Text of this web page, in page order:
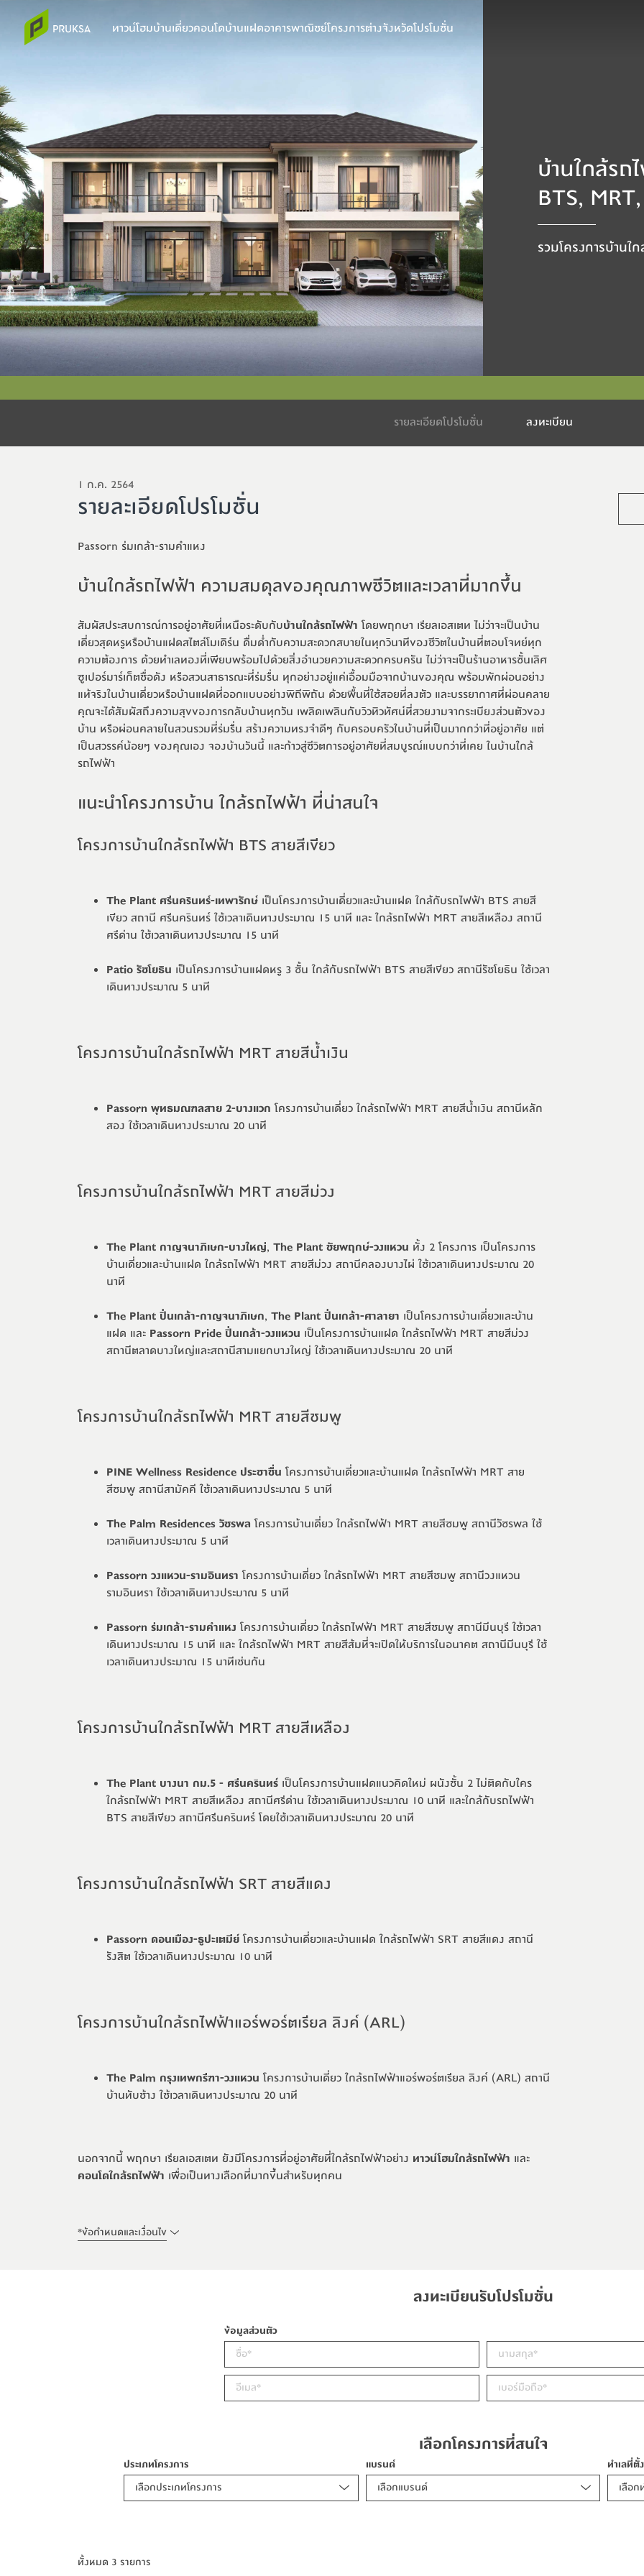
ทาวน์โฮมบ้านเดี่ยวคอนโดบ้านแฝดอาคารพาณิชย์โครงการต่างจังหวัดโปรโมชั่น
บ้านใกล้รถ
BTS,
รวมโครงการบ้าน
รายละเอียดโปรโมชั่น ลงทะเบียน
1 ก.ค. 2564
รายละเอียดโปรโมชั่น
Passorn ร่มเกล้า-รามคำแหง
บ้านใกล้รถไฟฟ้า ความสมดุลของคุณภาพชีวิตและเวลาที่มากขึ้น
สัมผัสประสบการณ์การอยู่อาศัยที่เหนือระดับกับบ้านใกล้รถไฟฟ้า โดยพฤกษา เรียลเอสเตท ไม่ว่าจะเป็นบ้าน
เดี่ยวสุดหรูหรือบ้านแฝดสไตล์โมเดิร์น ดื่มด่ำกับความสะดวกสบายในทุกวินาทีของชีวิตในบ้านที่ตอบโจทย์ทุก
ความต้องการ ด้วยทำเลทองที่เพียบพร้อมไปด้วยสิ่งอำนวยความสะดวกครบครัน ไม่ว่าจะเป็นร้านอาหารชั้นเลิศ
ซูเปอร์มาร์เก็ตชื่อดัง หรือสวนสาธารณะที่ร่มรื่น ทุกอย่างอยู่แค่เอื้อมมือจากบ้านของคุณ พร้อมพักผ่อนอย่าง
แท้จริงในบ้านเดี่ยวหรือบ้านแฝดที่ออกแบบอย่างพิถีพิถัน ด้วยพื้นที่ใช้สอยที่ลงตัว และบรรยากาศที่ผ่อนคลาย
คุณจะได้สัมผัสถึงความสุขของการกลับบ้านทุกวัน เพลิดเพลินกับวิวทิวทัศน์ที่สวยงามจากระเบียงส่วนตัวของ
บ้าน หรือผ่อนคลายในสวนรวมที่ร่มรื่น สร้างความทรงจำดีๆ กับครอบครัวในบ้านที่เป็นมากกว่าที่อยู่อาศัย แต่
เป็นสวรรค์น้อยๆ ของคุณเอง จองบ้านวันนี้ และก้าวสู่ชีวิตการอยู่อาศัยที่สมบูรณ์แบบกว่าที่เคย ในบ้านใกล้
รถไฟฟ้า
แนะนำโครงการบ้าน ใกล้รถไฟฟ้า ที่น่าสนใจ
โครงการบ้านใกล้รถไฟฟ้า BTS สายสีเขียว
The Plant ศรีนครินทร์-เทพารักษ์เป็นโครงการบ้านเดี่ยวและบ้านแฝด ใกล้กับรถไฟฟ้า BTS สายสี
เขียว สถานี ศรีนครินทร์ ใช้เวลาเดินทางประมาณ 15 นาที และ ใกล้รถไฟฟ้า MRT สายสีเหลือง สถานี
ศรีด่าน ใช้เวลาเดินทางประมาณ 15 นาที
Patio รัชโยธิน เป็นโครงการบ้านแฝดหรู 3 ชั้น ใกล้กับรถไฟฟ้า BTS สายสีเขียว สถานีรัชโยธิน ใช้เวลา
เดินทางประมาณ 5 นาที
โครงการบ้านใกล้รถไฟฟ้า MRT สายสีน้ำเงิน
Passorn พุทธมณฑลสาย 2-บางแวก โครงการบ้านเดี่ยว ใกล้รถไฟฟ้า MRT สายสีน้ำเงิน สถานีหลัก
สอง ใช้เวลาเดินทางประมาณ 20 นาที
โครงการบ้านใกล้รถไฟฟ้า MRT สายสีม่วง
The Plant กาญจนาภิเษก-บางใหญ่, The Plant ชัยพฤกษ์-วงแหวน ทั้ง 2 โครงการ เป็นโครงการ
บ้านเดี่ยวและบ้านแฝด ใกล้รถไฟฟ้า MRT สายสีม่วง สถานีคลองบางไผ่ ใช้เวลาเดินทางประมาณ 20
นาที
The Plant ปิ่นเกล้า-กาญจนาภิเษก, The Plant ปิ่นเกล้า-ศาลายา เป็นโครงการบ้านเดี่ยวและบ้าน
แฝด และ Passorn Pride ปิ่นเกล้า-วงแหวน เป็นโครงการบ้านแฝด ใกล้รถไฟฟ้า MRT สายสีม่วง
สถานีตลาดบางใหญ่และสถานีสามแยกบางใหญ่ ใช้เวลาเดินทางประมาณ 20 นาที
โครงการบ้านใกล้รถไฟฟ้า MRT สายสีชมพู
PINE Wellness Residence ประชาชื่น โครงการบ้านเดี่ยวและบ้านแฝด ใกล้รถไฟฟ้า MRT สาย
สีชมพูสถานีสามัคคี ใช้เวลาเดินทางประมาณ 5 นาที
The Palm Residences วัชรพล โครงการบ้านเดี่ยว ใกล้รถไฟฟ้า MRT สายสีชมพู สถานีวัชรพล ใช้
เวลาเดินทางประมาณ 5 นาที
Passorn วงแหวน-รามอินทรา โครงการบ้านเดี่ยว ใกล้รถไฟฟ้า MRT สายสีชมพู สถานีวงแหวน
รามอินทรา ใช้เวลาเดินทางประมาณ 5 นาที
Passorn ร่มเกล้า-รามคำแหง โครงการบ้านเดี่ยว ใกล้รถไฟฟ้า MRT สายสีชมพู สถานีมีนบุรี ใช้เวลา
เดินทางประมาณ 15 นาที และ ใกล้รถไฟฟ้า MRT สายสีส้มที่จะเปิดให้บริการในอนาคต สถานีมีนบุรี ใช้
เวลาเดินทางประมาณ 15 นาทีเช่นกัน
โครงการบ้านใกล้รถไฟฟ้า MRT สายสีเหลือง
The Plant บางนา กม.5 - ศรีนครินทร์เป็นโครงการบ้านแฝดแนวคิดใหม่ ผนังชั้น 2 ไม่ติดกับใคร
ใกล้รถไฟฟ้า MRT สายสีเหลือง สถานีศรีด่าน ใช้เวลาเดินทางประมาณ 10 นาที และใกล้กับรถไฟฟ้า
BTS สายสีเขียว สถานีศรีนครินทร์ โดยใช้เวลาเดินทางประมาณ 20 นาที
โครงการบ้านใกล้รถไฟฟ้า SRT สายสีแดง
Passorn ดอนเมือง-ธูปะเตมีย์โครงการบ้านเดี่ยวและบ้านแฝด ใกล้รถไฟฟ้า SRT สายสีแดง สถานี
รังสิต ใช้เวลาเดินทางประมาณ 10 นาที
โครงการบ้านใกล้รถไฟฟ้าแอร์พอร์ตเรียล ลิงค์ (ARL)
The Palm กรุงเทพกรีฑา-วงแหวน โครงการบ้านเดี่ยว ใกล้รถไฟฟ้าแอร์พอร์ตเรียล ลิงค์ (ARL) สถานี
บ้านทับช้าง ใช้เวลาเดินทางประมาณ 20 นาที
นอกจากนี้ พฤกษา เรียลเอสเตท ยังมีโครงการที่อยู่อาศัยที่ใกล้รถไฟฟ้าอย่าง ทาวน์โฮมใกล้รถไฟฟ้า
และ
คอนโดใกล้รถไฟฟ้า เพื่อเป็นทางเลือกที่มากขึ้นสำหรับทุกคน
*ข้อกำหนดและเงื่อนไข
ลงทะเบียนรับโปรโมชั่น
ข้อมูลส่วนตัว
เลือกโครงการที่สนใจ
ประเภทโครงการ
เลือกประเภทโครงการ
แบรนด์
เลือกแบรนด์
ทำเลที่ตั้ง
เลือก
ทั้งหมด 3 รายการ